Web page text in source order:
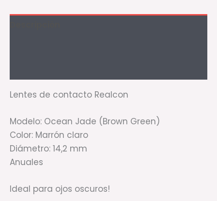
Lentes de contacto Realcon
Modelo: Ocean Jade (Brown Green)
Color: Marrón claro
Diámetro: 14,2 mm
Anuales
Ideal para ojos oscuros!